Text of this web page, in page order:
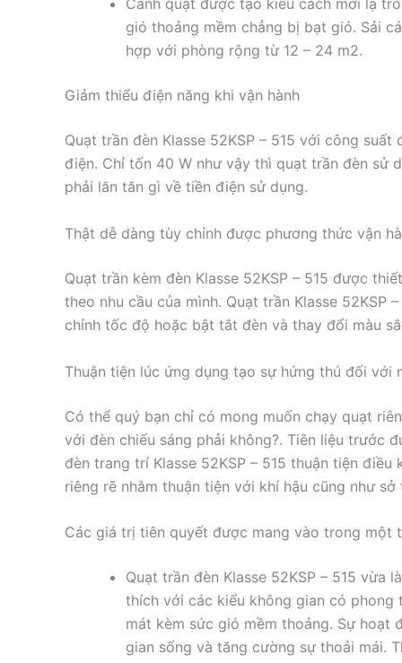
Cánh quạt được tạo kiểu cách mới lạ
gió thoảng mềm chẳng bị bạt gió. Sải
hợp với phòng rộng từ 12 – 24 m2.
Giảm thiểu điện năng khi vận hành
Quạt trần đèn Klasse 52KSP – 515 với công
điện. Chỉ tốn 40 W như vậy thì quạt trần đèn sử
phải lăn tăn gì về tiền điện sử dụng.
Thật dễ dàng tùy chỉnh được phương thức vận
Quạt trần kèm đèn Klasse 52KSP – 515 được
theo nhu cầu của mình. Quạt trần Klasse
chỉnh tốc độ hoặc bật tắt đèn và thay đổi màu
Thuận tiện lúc ứng dụng tạo sự hứng thú đối với
Có thể quý bạn chỉ có mong muốn chạy quạt
với đèn chiếu sáng phải không?. Tiên liệu trước
đèn trang trí Klasse 52KSP – 515 thuận tiện
riêng rẽ nhằm thuận tiện với khí hậu cũng như
Các giá trị tiên quyết được mang vào trong một
Quạt trần đèn Klasse 52KSP – 515
thích với các kiểu không gian có phong
mát kèm sức gió mềm thoảng. Sự hoạt
gian sống và tăng cường sự thoải mái.